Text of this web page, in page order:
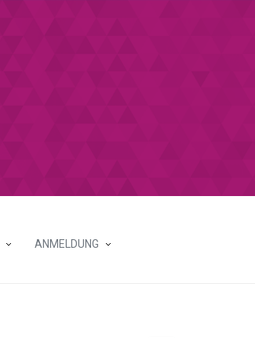
ANMELDUNG